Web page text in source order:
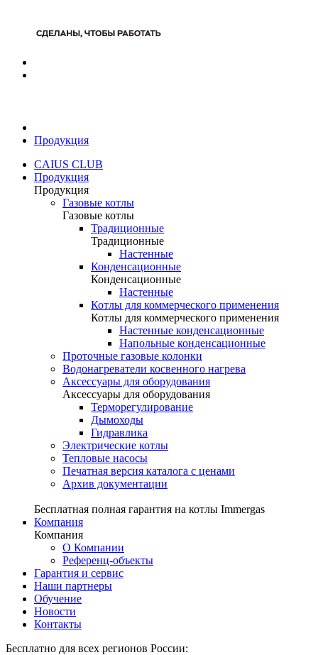
Продукция
CAIUS CLUB
Продукция
Продукция
Газовые котлы
Газовые котлы
Традиционные
Традиционные
Настенные
Конденсационные
Конденсационные
Настенные
Котлы для коммерческого применения
Котлы для коммерческого применения
Настенные конденсационные
Напольные конденсационные
Проточные газовые колонки
Водонагреватели косвенного нагрева
Аксессуары для оборудования
Аксессуары для оборудования
Терморегулирование
Дымоходы
Гидравлика
Электрические котлы
Тепловые насосы
Печатная версия каталога с ценами
Архив документации
Бесплатная полная гарантия на котлы Immergas
Компания
Компания
О Компании
Референц-объекты
Гарантия и сервис
Наши партнеры
Обучение
Новости
Контакты
Бесплатно для всех регионов России: